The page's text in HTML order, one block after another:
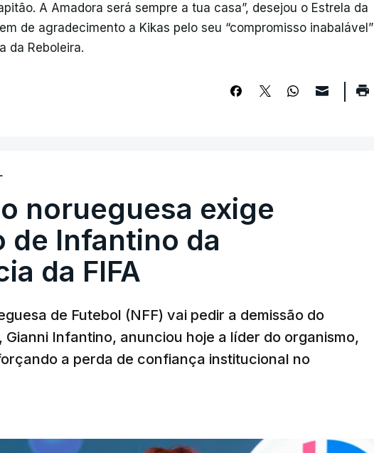
A Amadora será sempre a tua casa”, desejou o Estrela da
de agradecimento a Kikas pelo seu “compromisso inabalável”
da Reboleira.
norueguesa exige
de Infantino da
da FIFA
de Futebol (NFF) vai pedir a demissão do
Gianni Infantino, anunciou hoje a líder do organismo,
a perda de confiança institucional no